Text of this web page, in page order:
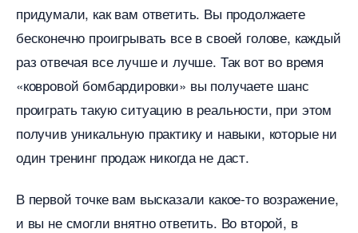
придумали, как вам ответить. Вы продолжаете
есконечно проигрывать все в своей голове, каждый
раз отвечая все лучше и лучше. Так вот во время
«ковровой бомбардировки» вы получаете шанс
проиграть такую ситуацию в реальности, при этом
получив уникальную практику и навыки, которые ни
один тренинг продаж никогда не даст.
первой точке вам высказали какое-то возражение,
и вы не смогли внятно ответить. Во второй,